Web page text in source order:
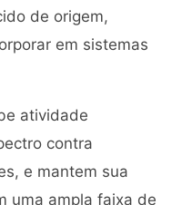
de origem,
em sistemas
atividade
contra
e mantem sua
uma ampla faixa de